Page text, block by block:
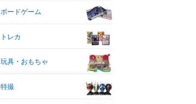
ボードゲーム
トレカ
玩具・おもちゃ
特撮